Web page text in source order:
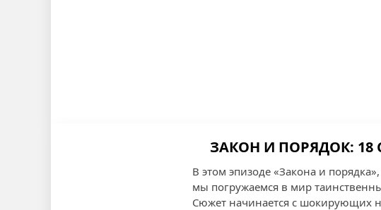
ЗАКОН И ПОРЯДОК: 18
В этом эпизоде «Закона и
мы погружаемся в мир
Сюжет начинается с шокирующих